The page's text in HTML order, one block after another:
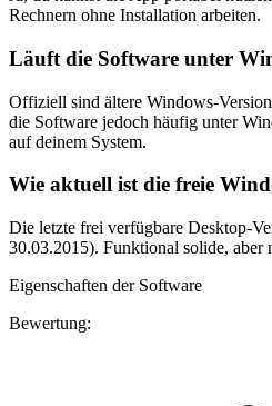
Rechnern ohne Installation arbeiten.
Läuft die Software unter
Offiziell sind ältere Windows-
die Software jedoch häufig unter
auf deinem System.
Wie aktuell ist die freie
Die letzte frei verfügbare Desktop-
30.03.2015). Funktional solide, aber
Eigenschaften der Software
Bewertung: